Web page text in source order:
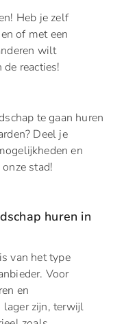
Heb je zelf
of met een
wilt
reacties!
te gaan huren
Deel je
en
stad!
huren in
van het type
Voor
en
lager zijn, terwijl